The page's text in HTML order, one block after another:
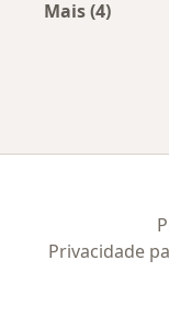
Mais (4)
Privacidade